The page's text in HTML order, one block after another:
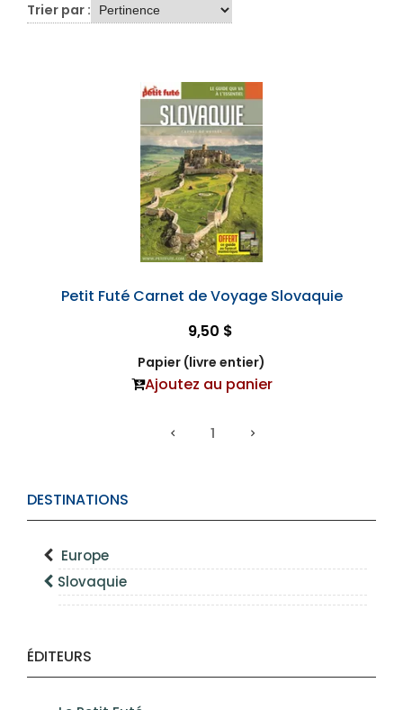
DESTINATIONS
Europe
Slovaquie
ÉDITEURS
Trier par :
Petit Futé Carnet de Voyage Slovaquie
9,50 $
Papier (livre entier)
Ajoutez au panier
1